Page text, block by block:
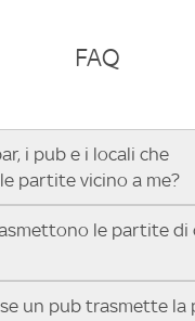
FAQ
i pub e i locali che
partite vicino a me?
pub, ristorante o locale
Serie A ENILIVE, la Serie
League, la UEFA Europa
il Tennis, la Formula 1®,
le partite di
bar, pub o ristoranti
se un pub trasmette